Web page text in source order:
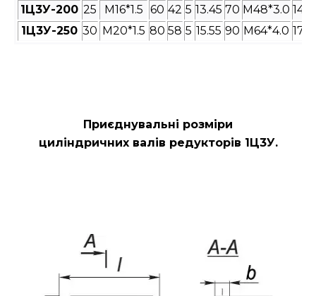
1Ц3У-200 25 M16*1.5 60 42 5 13.45 70 M48*3.0 140
1Ц3У-250 30 M20*1.5 80 58 5 15.55 90 M64*4.0 170
Приєднувальні розміри
циліндричних валів редукторів 1Ц3У.